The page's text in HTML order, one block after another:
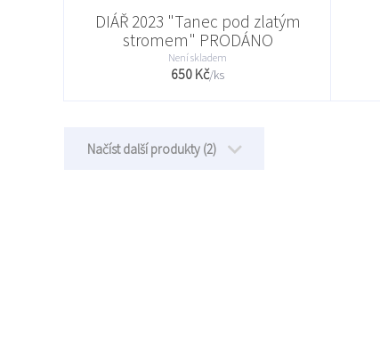
DIÁŘ 2023 "Tanec pod zlatým
stromem" PRODÁNO
650 Kč/ks
Není skladem
Načíst další produkty (2)